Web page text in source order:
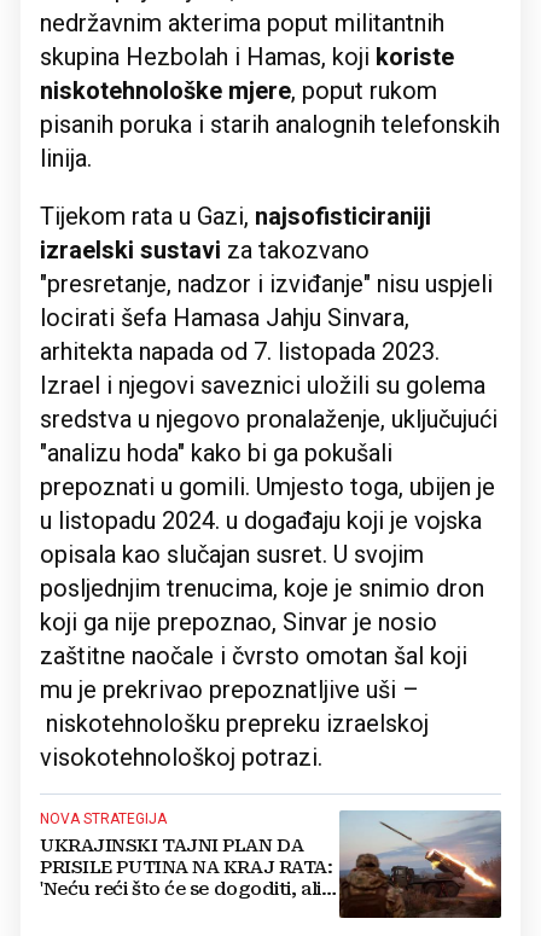
nedržavnim akterima poput militantnih
skupina Hezbolah i Hamas, koji koriste
niskotehnološke mjere, poput rukom
pisanih poruka i starih analognih telefonskih
linija.
Tijekom rata u Gazi, najsofisticiraniji
izraelski sustavi za takozvano
"presretanje, nadzor i izviđanje" nisu uspjeli
locirati šefa Hamasa Jahju Sinvara,
arhitekta napada od 7. listopada 2023.
Izrael i njegovi saveznici uložili su golema
sredstva u njegovo pronalaženje, uključujući
"analizu hoda" kako bi ga pokušali
prepoznati u gomili. Umjesto toga, ubijen je
u listopadu 2024. u događaju koji je vojska
opisala kao slučajan susret. U svojim
posljednjim trenucima, koje je snimio dron
koji ga nije prepoznao, Sinvar je nosio
zaštitne naočale i čvrsto omotan šal koji
mu je prekrivao prepoznatljive uši –
niskotehnološku prepreku izraelskoj
visokotehnološkoj potrazi.
NOVA STRATEGIJA
UKRAJINSKI TAJNI PLAN DA
PRISILE PUTINA NA KRAJ RATA:
'Neću reći što će se dogoditi, ali